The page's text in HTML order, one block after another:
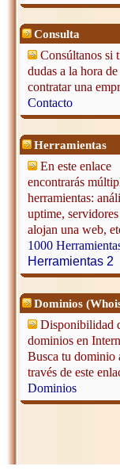
Consulta
Consúltanos si
dudas a la hora de
contratar una
Contacto
Herramientas
En este enlace
encontrarás
herramientas:
uptime,
alojan una web,
1000
Herramientas 2
Dominios
Disponibilidad
dominios en
Busca tu dominio
través de este
Dominios